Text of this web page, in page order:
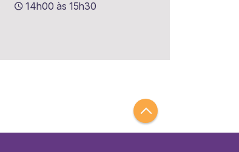
14h00 às 15h30